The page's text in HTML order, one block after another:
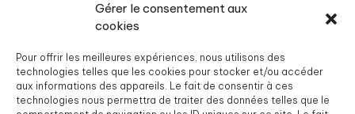
Gérer le consentement aux
cookies
Pour offrir les meilleures expériences, nous utilisons des
technologies telles que les cookies pour stocker et/ou accéder
aux informations des appareils. Le fait de consentir à ces
technologies nous permettra de traiter des données telles que le
Groupe SOS Seniors est une association du Groupe SOS
dg.seniors@groupe-sos.org